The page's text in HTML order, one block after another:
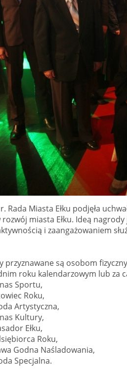
Rada Miasta Ełku podjęła
rozwój miasta Ełku. Ideą
i zaangażowaniem
przyznawane są osobom
roku kalendarzowym lub za
Sportu,
Roku,
Artystyczna,
Kultury,
Ełku,
Roku,
Godna Naśladowania,
Specjalna.